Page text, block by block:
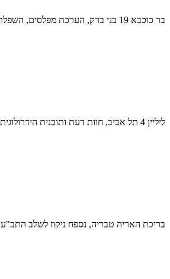
בר כוכבא 19 בני ברק, הערכת מפלסים, השפלת מי תהום
ליליין 4 תל אביב, חוות דעת ותוכנית הידרולוגית לניהול מי נגר
בריכת האריה טבריה, נספח ניקוז לשלב התב"ע